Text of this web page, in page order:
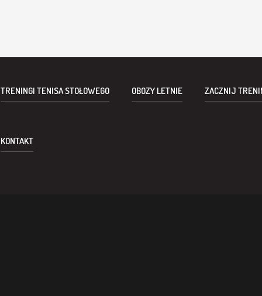
TRENINGI TENISA STOŁOWEGO OBOZY LETNIE ZACZNIJ
KONTAKT